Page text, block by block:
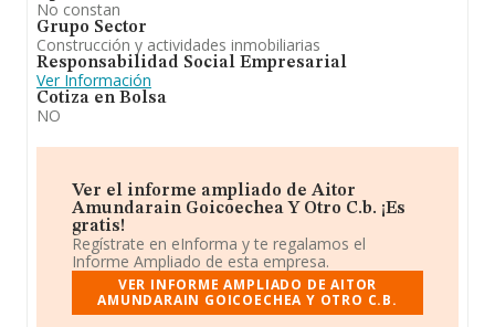
No constan
Grupo Sector
Construcción y actividades inmobiliarias
Responsabilidad Social Empresarial
Ver Información
Cotiza en Bolsa
NO
Ver el informe ampliado de Aitor
Amundarain Goicoechea Y Otro C.b. ¡Es
gratis!
Regístrate en eInforma y te regalamos el
Informe Ampliado de esta empresa.
VER INFORME AMPLIADO DE AITOR
AMUNDARAIN GOICOECHEA Y OTRO C.B.